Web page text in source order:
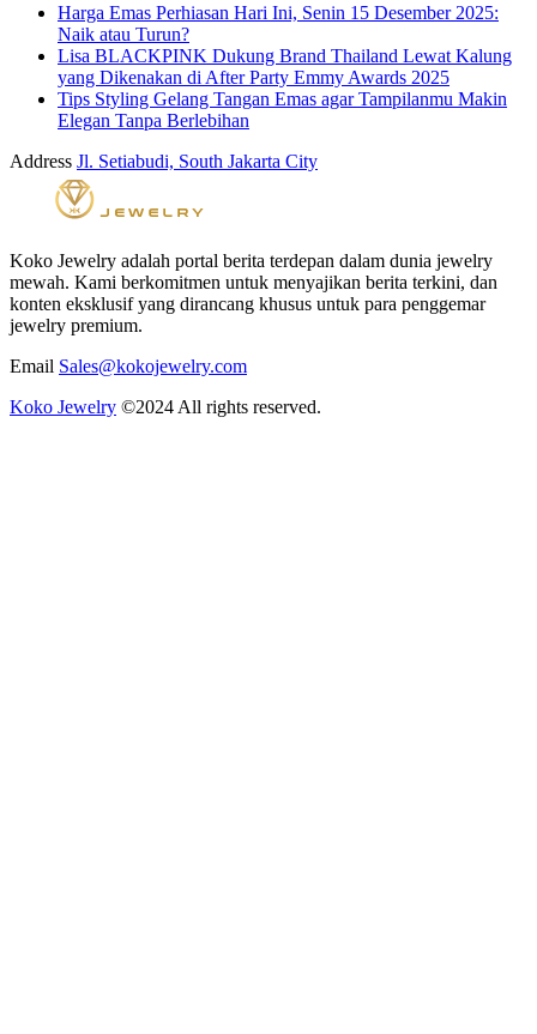
Harga Emas Perhiasan Hari Ini, Senin 15 Desember 2025:
Naik atau Turun?
Lisa BLACKPINK Dukung Brand Thailand Lewat Kalung
yang Dikenakan di After Party Emmy Awards 2025
Tips Styling Gelang Tangan Emas agar Tampilanmu Makin
Elegan Tanpa Berlebihan
Address Jl. Setiabudi, South Jakarta City
Koko Jewelry adalah portal berita terdepan dalam dunia jewelry
mewah. Kami berkomitmen untuk menyajikan berita terkini, dan
konten eksklusif yang dirancang khusus untuk para penggemar
jewelry premium.
Email Sales@kokojewelry.com
Koko Jewelry ©2024 All rights reserved.